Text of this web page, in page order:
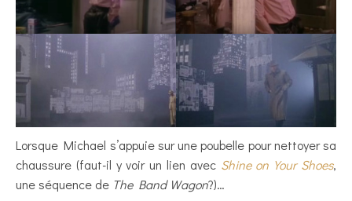
Lorsque Michael s’appuie sur une poubelle pour nettoyer sa
chaussure (faut-il y voir un lien avec Shine on Your Shoes,
une séquence de The Band Wagon?)…